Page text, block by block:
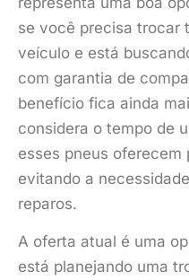
se você precisa trocar
veículo e está
com garantia de
benefício fica ainda
considera o tempo de
esses pneus oferecem
evitando a
reparos.
A oferta atual é uma
está planejando uma